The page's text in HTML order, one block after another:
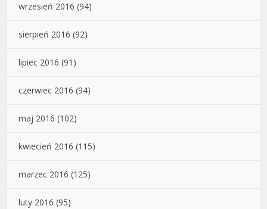
wrzesień 2016 (94)
sierpień 2016 (92)
lipiec 2016 (91)
czerwiec 2016 (94)
maj 2016 (102)
kwiecień 2016 (115)
marzec 2016 (125)
luty 2016 (95)